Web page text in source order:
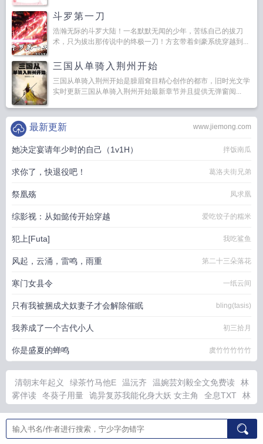
斗罗第一刀
浩瀚无际的斗罗大陆！一名默默无闻的少年，苦练自己的拔刀
术，只为拔出那传说中的终极一刀！方玄带着剑豪系统穿越到...
三国从单骑入荆州开始
三国从单骑入荆州开始是臊眉耷目精心创作的都市，旧时光文学
实时更新三国从单骑入荆州开始最新章节并且提供无弹窗阅...
www.jiemong.com
最新更新
她决定宴请年少时的自己（1v1H） 拌饭南瓜
求你了，快退役吧！ 葛洛夫街兄弟
祭凰殇 凤求凰
综影视：从如懿传开始穿越 爱吃饺子的糯米
犯上[Futa] 我吃鲨鱼
风起，云涌，雷鸣，雨重 第二十三朵落花
寒门女县令 一纸云间
只有我被捆成犬奴妻子才会解除催眠 bling(tasis)
我养成了一个古代小人 初三拾月
你是盛夏的蝉鸣 虞竹竹竹竹竹
清朝末年起义 绿茶竹马他E 温沅齐 温婉芸刘毅全文免费读
林
雾伴读
冬葵子用量 诡异复苏我能化身大妖 女主角 全息TXT
林
R18H
我要和你和你在一起是什么歌 同桌娇软结局
温婉芸刘毅
全文免费阅读笔趣阁
我要和你在一起歌词是什么歌
重生后我靠